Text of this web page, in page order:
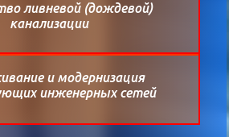
ливневой (дождевой)
канализации
и модернизация
инженерных сетей